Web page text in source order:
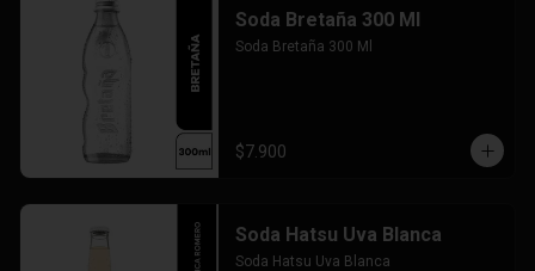
Soda Bretaña 300 Ml
Soda Bretaña 300 Ml
$7.900
Soda Hatsu Uva Blanca
Soda Hatsu Uva Blanca